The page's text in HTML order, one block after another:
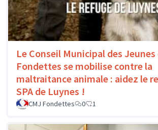
Le Conseil Municipal des Jeunes
Fondettes se mobilise contre la
maltraitance animale : aidez le
SPA de Luynes !
CMJ Fondettes 0 1